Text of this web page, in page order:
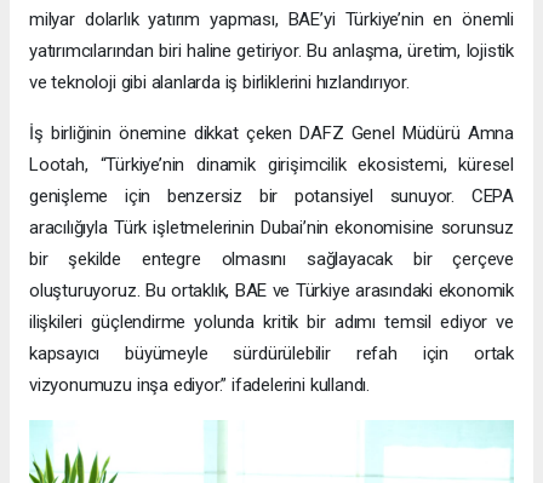
milyar dolarlık yatırım yapması, BAE’yi Türkiye’nin en önemli
yatırımcılarından biri haline getiriyor. Bu anlaşma, üretim, lojistik
ve teknoloji gibi alanlarda iş birliklerini hızlandırıyor.
İş birliğinin önemine dikkat çeken DAFZ Genel Müdürü Amna
Lootah, “Türkiye’nin dinamik girişimcilik ekosistemi, küresel
genişleme için benzersiz bir potansiyel sunuyor. CEPA
aracılığıyla Türk işletmelerinin Dubai’nin ekonomisine sorunsuz
bir şekilde entegre olmasını sağlayacak bir çerçeve
oluşturuyoruz. Bu ortaklık, BAE ve Türkiye arasındaki ekonomik
ilişkileri güçlendirme yolunda kritik bir adımı temsil ediyor ve
kapsayıcı büyümeyle sürdürülebilir refah için ortak
vizyonumuzu inşa ediyor.” ifadelerini kullandı.